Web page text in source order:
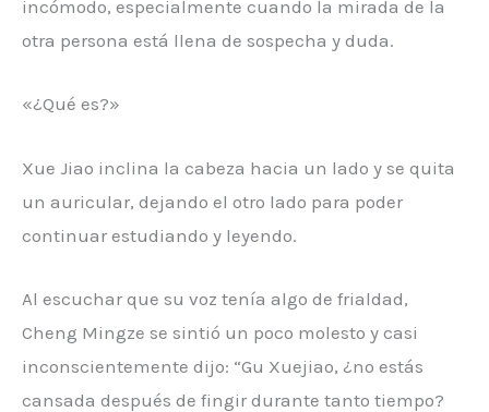
incómodo, especialmente cuando la mirada de la
otra persona está llena de sospecha y duda.
«¿Qué es?»
Xue Jiao inclina la cabeza hacia un lado y se quita
un auricular, dejando el otro lado para poder
continuar estudiando y leyendo.
Al escuchar que su voz tenía algo de frialdad,
Cheng Mingze se sintió un poco molesto y casi
inconscientemente dijo: “Gu Xuejiao, ¿no estás
cansada después de fingir durante tanto tiempo?